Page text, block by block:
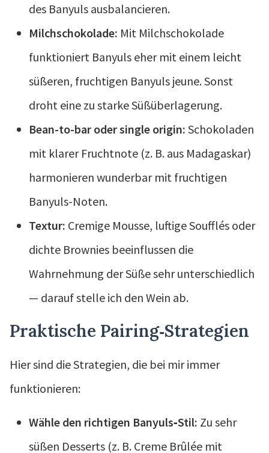
des Banyuls ausbalancieren.
Milchschokolade: Mit Milchschokolade
funktioniert Banyuls eher mit einem leicht
süßeren, fruchtigen Banyuls jeune. Sonst
droht eine zu starke Süßüberlagerung.
Bean-to-bar oder single origin: Schokoladen
mit klarer Fruchtnote (z. B. aus Madagaskar)
harmonieren wunderbar mit fruchtigen
Banyuls-Noten.
Textur: Cremige Mousse, luftige Soufflés oder
dichte Brownies beeinflussen die
Wahrnehmung der Süße sehr unterschiedlich
— darauf stelle ich den Wein ab.
Praktische Pairing‑Strategien
Hier sind die Strategien, die bei mir immer
funktionieren:
Wähle den richtigen Banyuls‑Stil: Zu sehr
süßen Desserts (z. B. Creme Brûlée mit